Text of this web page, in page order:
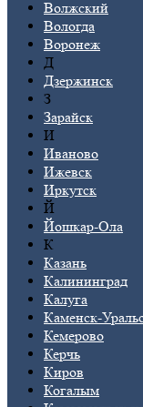
Волжский
Вологда
Воронеж
Д
Дзержинск
З
Зарайск
И
Иваново
Ижевск
Иркутск
Й
Йошкар-Ола
К
Казань
Калининград
Калуга
Каменск-
Кемерово
Керчь
Киров
Когалым